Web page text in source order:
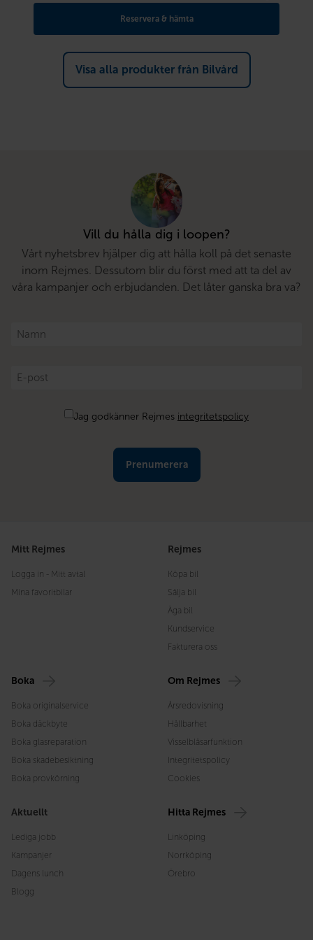
Reservera & hämta
Visa alla produkter från Bilvård
Vill du hålla dig i loopen?
Vårt nyhetsbrev hjälper dig att hålla koll på det senaste
inom Rejmes. Dessutom blir du först med att ta del av
våra kampanjer och erbjudanden. Det låter ganska bra va?
Namn
E-
post
Jag godkänner Rejmes integritetspolicy
Mitt Rejmes
Logga in - Mitt avtal
Mina favoritbilar
Rejmes
Köpa bil
Sälja bil
Äga bil
Kundservice
Fakturera oss
Boka
Boka originalservice
Boka däckbyte
Boka glasreparation
Boka skadebesiktning
Boka provkörning
Om Rejmes
Årsredovisning
Hållbarhet
Visselblåsarfunktion
Integritetspolicy
Cookies
Aktuellt
Lediga jobb
Kampanjer
Dagens lunch
Blogg
Hitta Rejmes
Linköping
Norrköping
Örebro